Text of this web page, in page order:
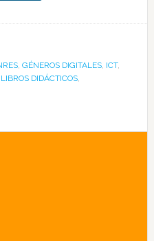
, GÉNEROS DIGITALES, ICT,
LIBROS DIDÁCTICOS,